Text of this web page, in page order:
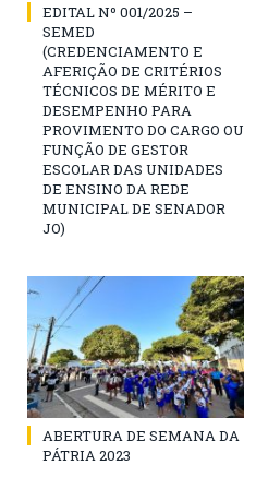
EDITAL Nº 001/2025 –
SEMED
(CREDENCIAMENTO E
AFERIÇÃO DE CRITÉRIOS
TÉCNICOS DE MÉRITO E
DESEMPENHO PARA
PROVIMENTO DO CARGO OU
FUNÇÃO DE GESTOR
ESCOLAR DAS UNIDADES
DE ENSINO DA REDE
MUNICIPAL DE SENADOR
JO)
ABERTURA DE SEMANA DA
PÁTRIA 2023